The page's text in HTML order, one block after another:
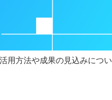
用方法や成果の見込みについ